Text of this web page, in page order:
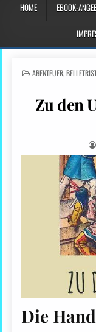
HOME EBOOK-
POSTED
ABENTEUER,
Zu den
Die